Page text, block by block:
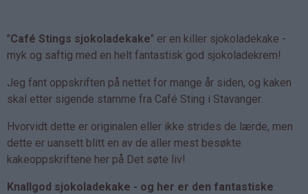
"Café Stings sjokoladekake" er en killer sjokoladekake -
myk og saftig med en helt fantastisk god sjokoladekrem!
Jeg fant oppskriften på nettet for mange år siden, og kaken
skal etter sigende stamme fra Café Sting i Stavanger.
Hvorvidt dette er originalen eller ikke strides de lærde, men
dette er uansett blitt en av de aller mest besøkte
kakeoppskriftene her på Det søte liv!
Knallgod sjokoladekake - og her er den fantastiske